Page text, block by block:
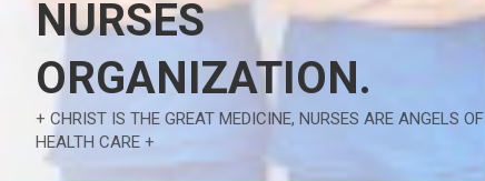
NURSES
ORGANIZATION.
+ CHRIST IS THE GREAT MEDICINE, NURSES ARE ANGELS OF
HEALTH CARE +